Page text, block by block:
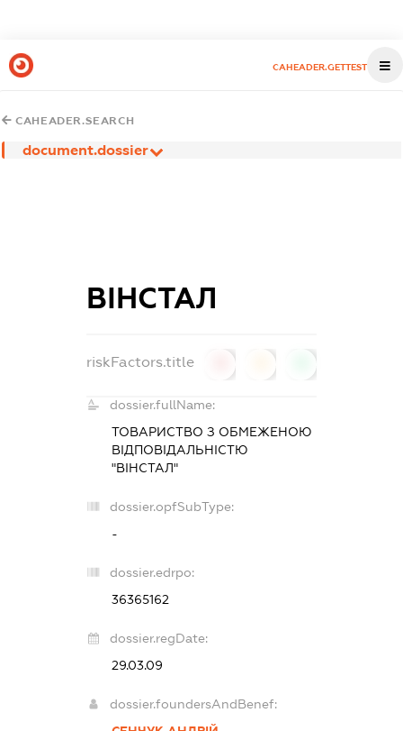
CAHEADER.GETTEST
CAHEADER.SEARCH
document.dossier
ВІНСТАЛ
riskFactors.title
dossier.fullName:
ТОВАРИСТВО З ОБМЕЖЕНОЮ
ВІДПОВІДАЛЬНІСТЮ
"ВІНСТАЛ"
dossier.opfSubType:
-
dossier.edrpo:
36365162
dossier.regDate:
29.03.09
dossier.foundersAndBenef: